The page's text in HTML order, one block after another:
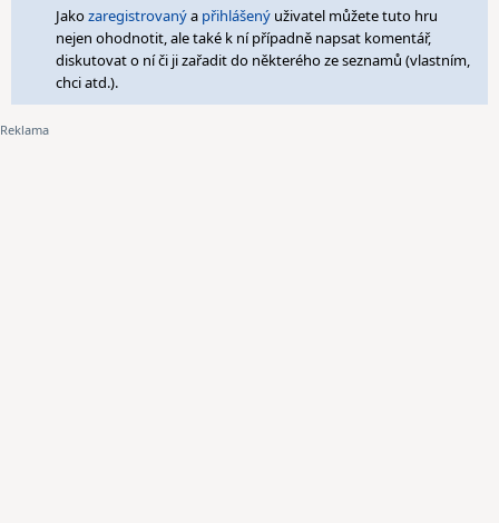
Jakozaregistrovanýa přihlášený uživatel můžete tuto hru
nejen ohodnotit, ale také k ní případně napsat komentář,
diskutovat o ní či ji zařadit do některého ze seznamů (vlastním,
chci atd.).